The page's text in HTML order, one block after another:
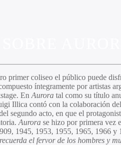
primer coliseo el público puede
íntegramente por artistas
En Aurora tal como su título
Illica contó con la colaboración
segundo acto, en que el
Aurora se hizo por primera vez
1945, 1953, 1955, 1965, 1966 y
el fervor de los hombres y